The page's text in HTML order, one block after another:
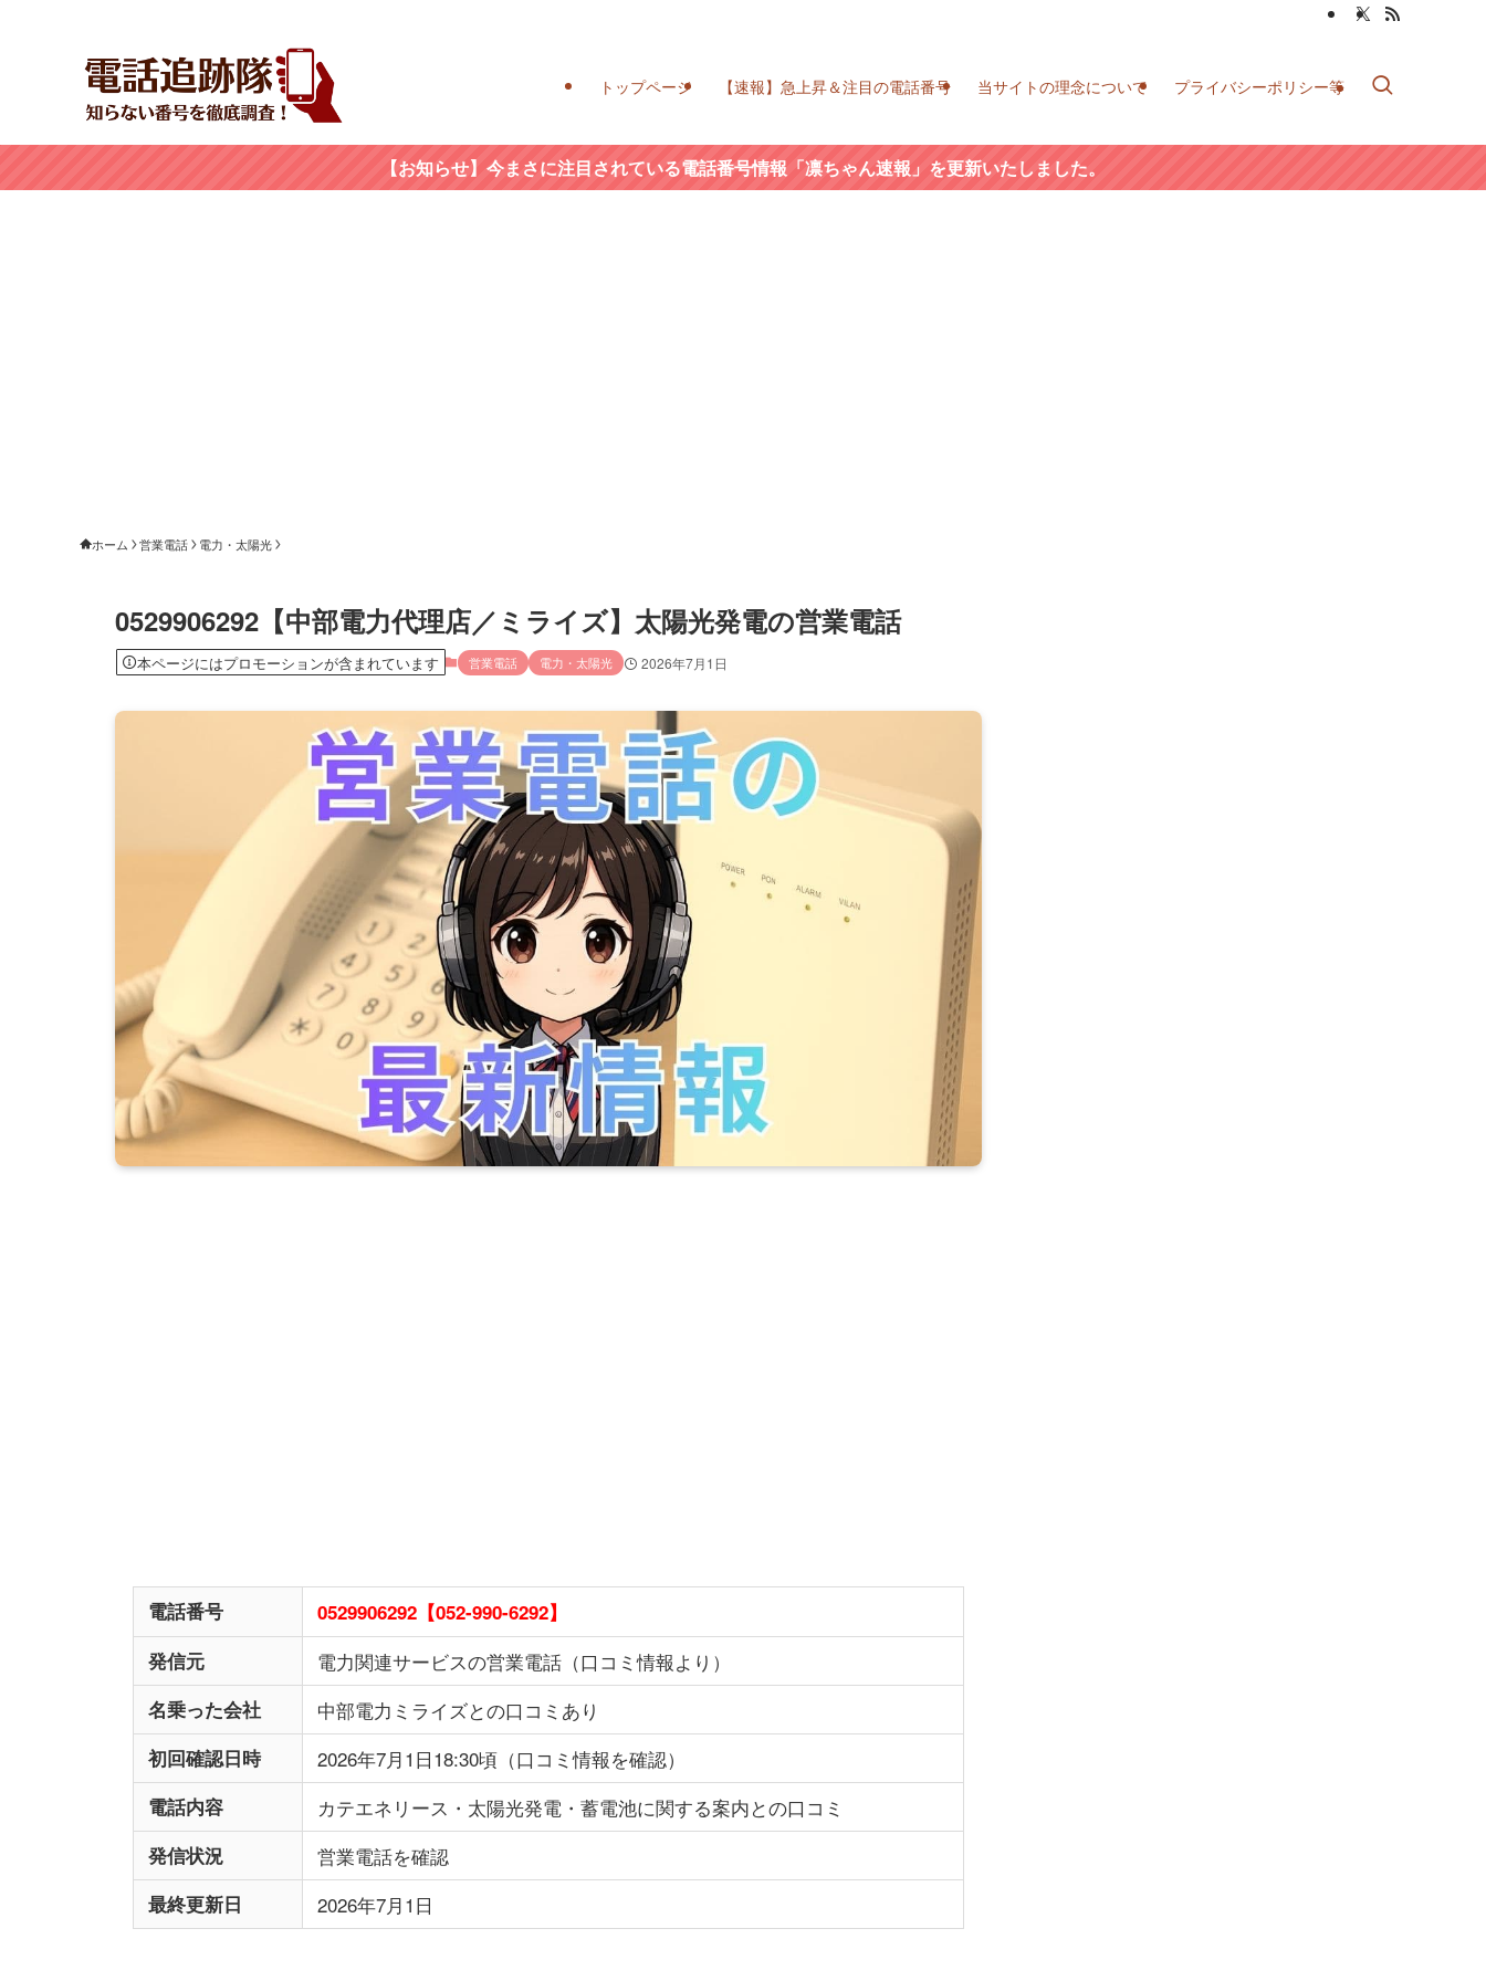
トップページ 【速報】急上昇＆注目の電話番号 当サイトの理念について プライバシーポリシー等
【お知らせ】今まさに注目されている電話番号情報「凛ちゃん速報」を更新いたしました。
ホーム 営業電話 電力・太陽光
0529906292【中部電力代理店／ミライズ】太陽光発電の営業電話
本ページにはプロモーションが含まれています 営業電話 電力・太陽光 2026年7月1日
電話番号
0529906292【052-990-6292】
発信元
電力関連サービスの営業電話（口コミ情報より）
名乗った会社 中部電力ミライズとの口コミあり
初回確認日時 2026年7月1日18:30頃（口コミ情報を確認）
電話内容 カテエネリース・太陽光発電・蓄電池に関する案内との口コミ
発信状況 営業電話を確認
最終更新日 2026年7月1日